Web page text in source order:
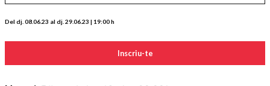
Del dj. 08.06.23 al dj. 29.06.23 | 19:00 h
Inscriu-te